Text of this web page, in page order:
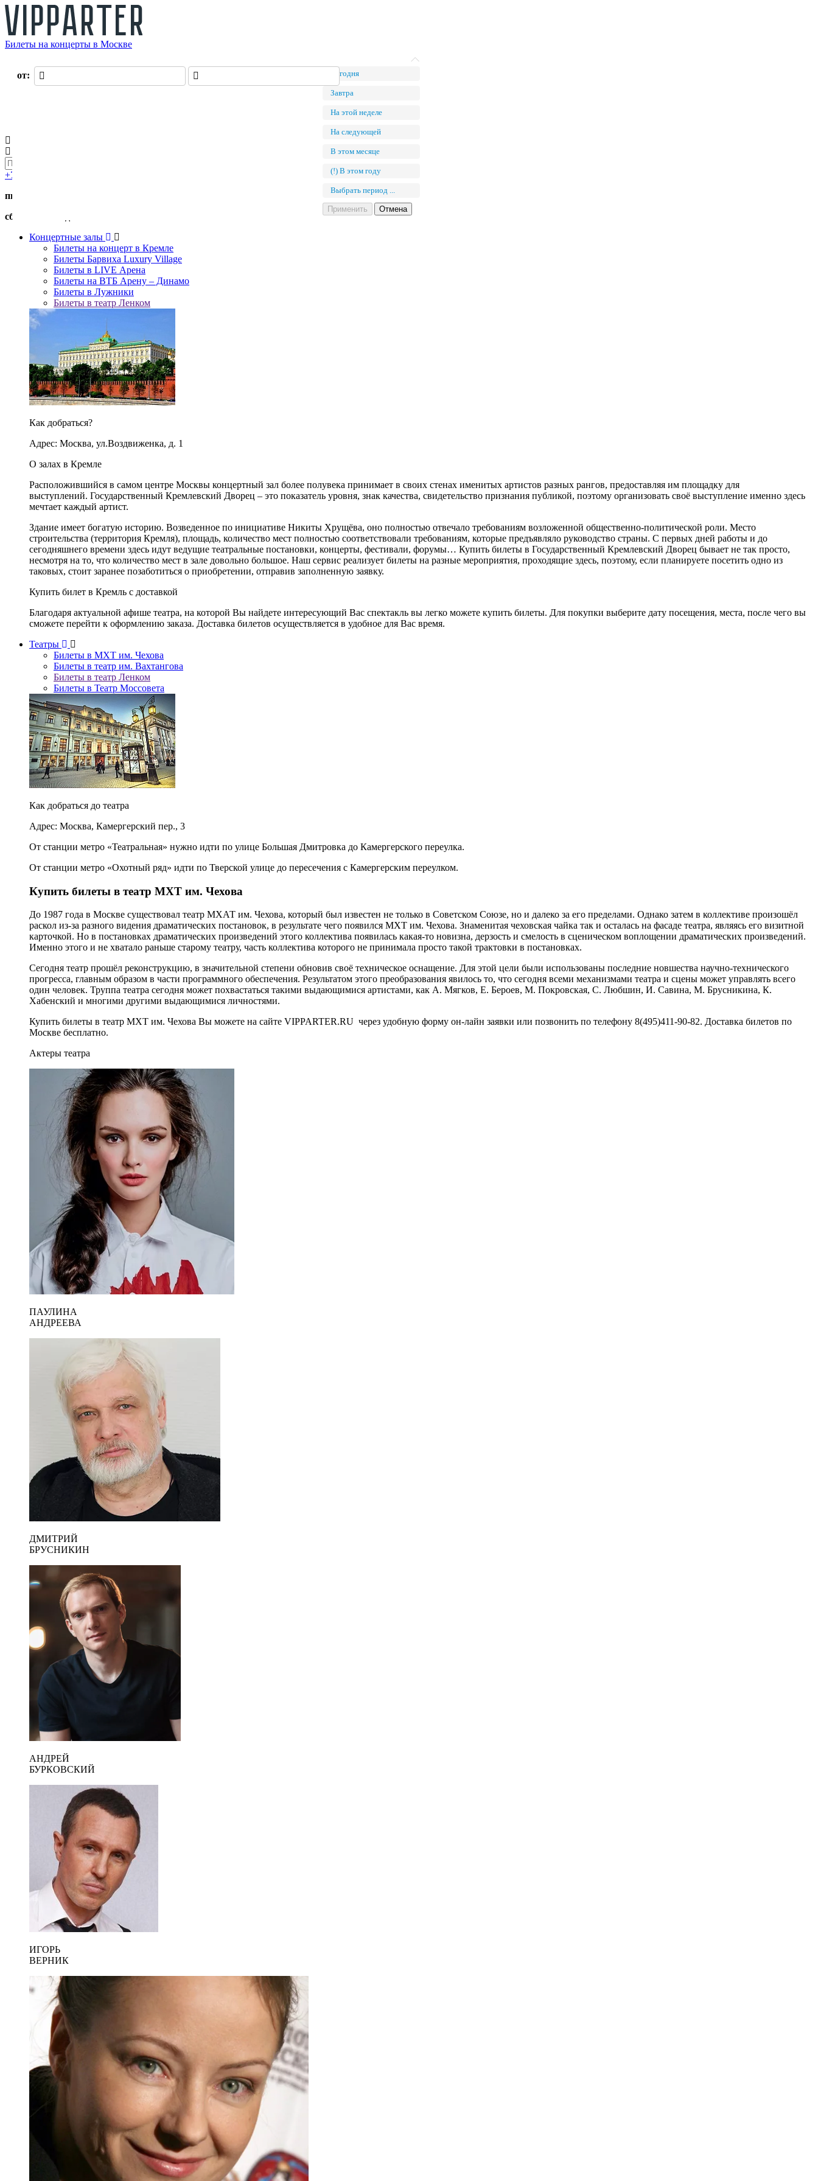
Билеты на концерты в Москве
О нас
Оплата
Доставка
+7 (495) 411-90-82
пн.-пт. с 11:00 до 19:00
сб.-вс. с 11:00 до 17:00
Концертные залы
Билеты на концерт в Кремле
Билеты Барвиха Luxury Village
Билеты в LIVE Арена
Билеты на ВТБ Арену – Динамо
Билеты в Лужники
Билеты в театр Ленком
Как добраться?
Адрес: Москва, ул.Воздвиженка, д. 1
О залах в Кремле
Расположившийся в самом центре Москвы концертный зал более полувека принимает в своих стенах именитых артистов разных рангов, предоставляя им площадку для
выступлений. Государственный Кремлевский Дворец – это показатель уровня, знак качества, свидетельство признания публикой, поэтому организовать своё выступление именно здесь
мечтает каждый артист.
Здание имеет богатую историю. Возведенное по инициативе Никиты Хрущёва, оно полностью отвечало требованиям возложенной общественно-политической роли. Место
строительства (территория Кремля), площадь, количество мест полностью соответствовали требованиям, которые предъявляло руководство страны. С первых дней работы и до
сегодняшнего времени здесь идут ведущие театральные постановки, концерты, фестивали, форумы… Купить билеты в Государственный Кремлевский Дворец бывает не так просто,
несмотря на то, что количество мест в зале довольно большое. Наш сервис реализует билеты на разные мероприятия, проходящие здесь, поэтому, если планируете посетить одно из
таковых, стоит заранее позаботиться о приобретении, отправив заполненную заявку.
Купить билет в Кремль с доставкой
Благодаря актуальной афише театра, на которой Вы найдете интересующий Вас спектакль вы легко можете купить билеты. Для покупки выберите дату посещения, места, после чего вы
сможете перейти к оформлению заказа. Доставка билетов осуществляется в удобное для Вас время.
Театры
Билеты в МХТ им. Чехова
Билеты в театр им. Вахтангова
Билеты в театр Ленком
Билеты в Театр Моссовета
Как добраться до театра
Адрес: Москва, Камергерский пер., 3
От станции метро «Театральная» нужно идти по улице Большая Дмитровка до Камергерского переулка.
От станции метро «Охотный ряд» идти по Тверской улице до пересечения с Камергерским переулком.
Купить билеты в театр МХТ им. Чехова
До 1987 года в Москве существовал театр МХАТ им. Чехова, который был известен не только в Советском Союзе, но и далеко за его пределами. Однако затем в коллективе произошёл
раскол из-за разного видения драматических постановок, в результате чего появился МХТ им. Чехова. Знаменитая чеховская чайка так и осталась на фасаде театра, являясь его визитной
карточкой. Но в постановках драматических произведений этого коллектива появилась какая-то новизна, дерзость и смелость в сценическом воплощении драматических произведений.
Именно этого и не хватало раньше старому театру, часть коллектива которого не принимала просто такой трактовки в постановках.
Сегодня театр прошёл реконструкцию, в значительной степени обновив своё техническое оснащение. Для этой цели были использованы последние новшества научно-технического
прогресса, главным образом в части программного обеспечения. Результатом этого преобразования явилось то, что сегодня всеми механизмами театра и сцены может управлять всего
один человек. Труппа театра сегодня может похвастаться такими выдающимися артистами, как А. Мягков, Е. Бероев, М. Покровская, С. Любшин, И. Савина, М. Брусникина, К.
Хабенский и многими другими выдающимися личностями.
Купить билеты в театр МХТ им. Чехова Вы можете на сайте VIPPARTER.RU через удобную форму он-лайн заявки или позвонить по телефону 8(495)411-90-82. Доставка билетов по
Москве бесплатно.
Актеры театра
ПАУЛИНА
АНДРЕЕВА
ДМИТРИЙ
БРУСНИКИН
АНДРЕЙ
БУРКОВСКИЙ
ИГОРЬ
ВЕРНИК
от: Сегодня
Завтра
На этой неделе
На следующей
В этом месяце
(!) В этом году
Выбрать период ...
Применить Отмена